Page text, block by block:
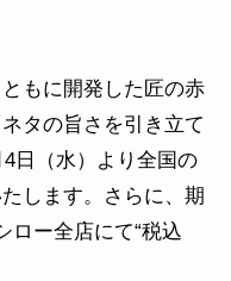
もに開発した匠の赤
タの旨さを引き立て
日（水）より全国の
します。さらに、期
ロー全店にて“税込